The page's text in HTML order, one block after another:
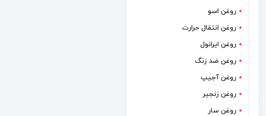
روغن اسو
روغن انتقال حرارت
روغن ایرانول
روغن ضد زنگ
روغن آجیپ
روغن زنجیر
روغن سار